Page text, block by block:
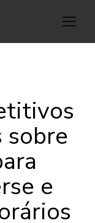
sobre
e